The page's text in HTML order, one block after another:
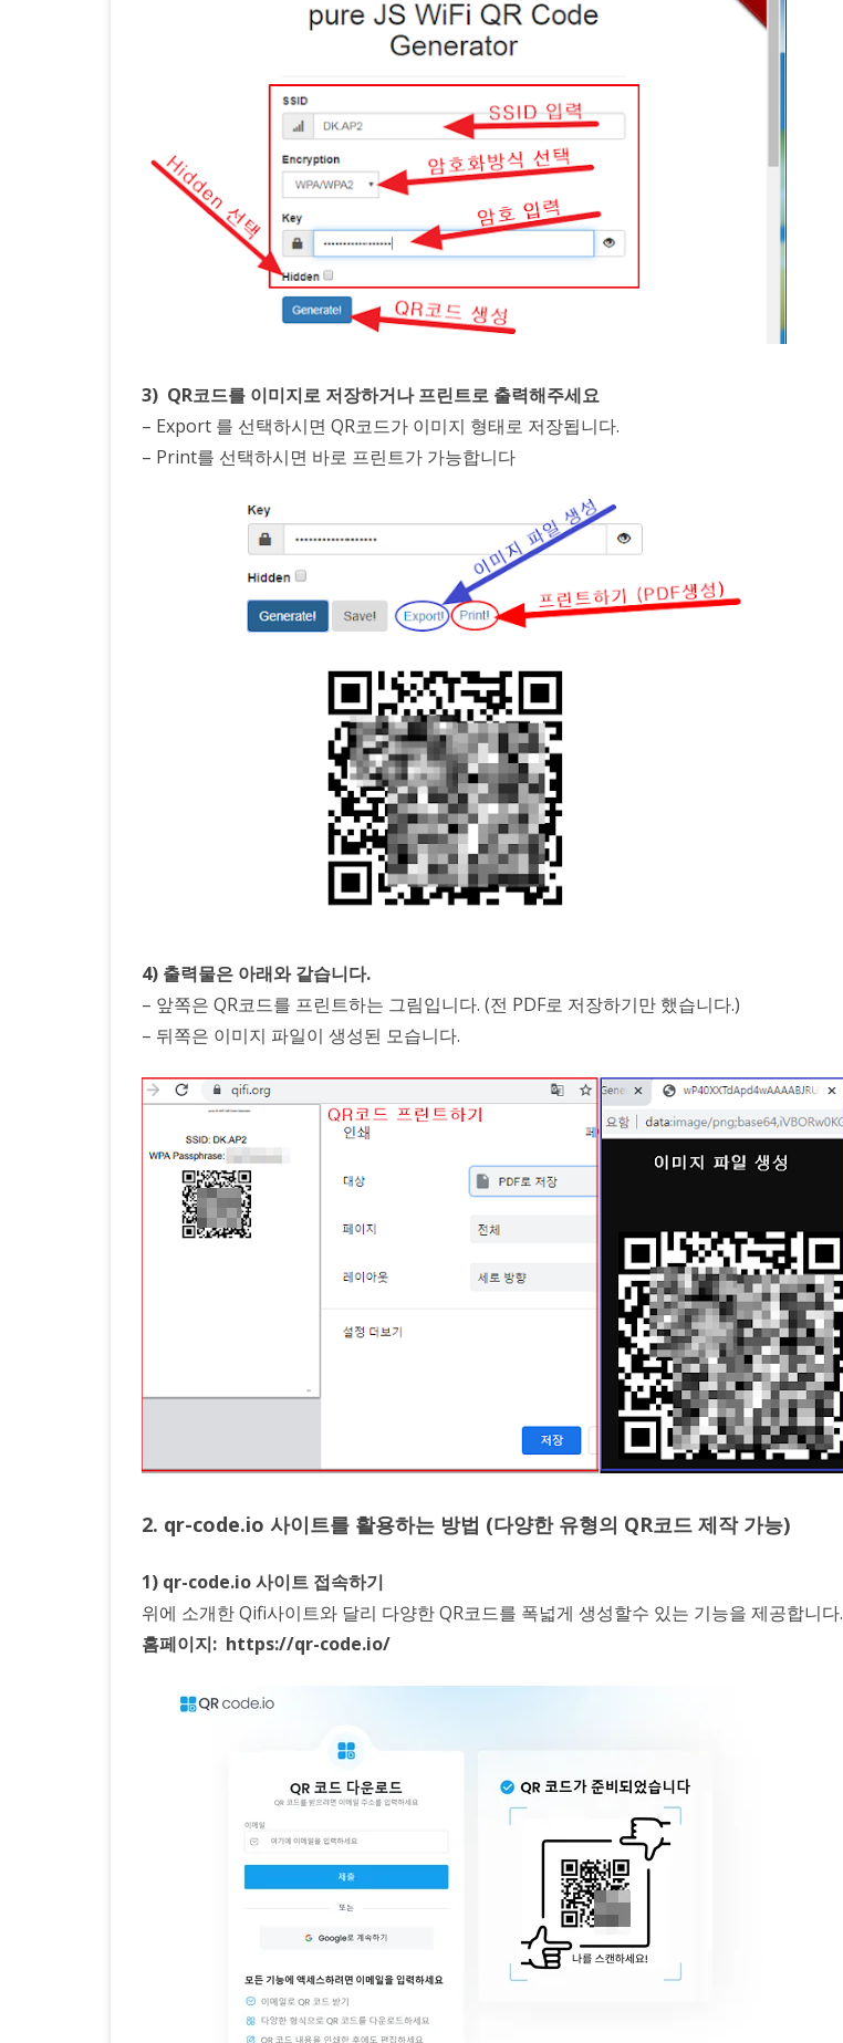
3) QR코드를 이미지로 저장하거나 프린트로 출력해주세요
– Export 를 선택하시면 QR코드가 이미지 형태로 저장됩니다.
– Print를 선택하시면 바로 프린트가 가능합니다
4) 출력물은 아래와 같습니다.
– 앞쪽은 QR코드를 프린트하는 그림입니다. (전 PDF로 저장하기만 했습니다.)
– 뒤쪽은 이미지 파일이 생성된 모습니다.
2. qr-code.io 사이트를 활용하는 방법 (다양한 유형의 QR코드 제작 가능)
1) qr-code.io 사이트 접속하기
위에 소개한 Qifi사이트와 달리 다양한 QR코드를 폭넓게 생성할수 있는 기능을 제공합니다.
홈페이지: https://qr-code.io/